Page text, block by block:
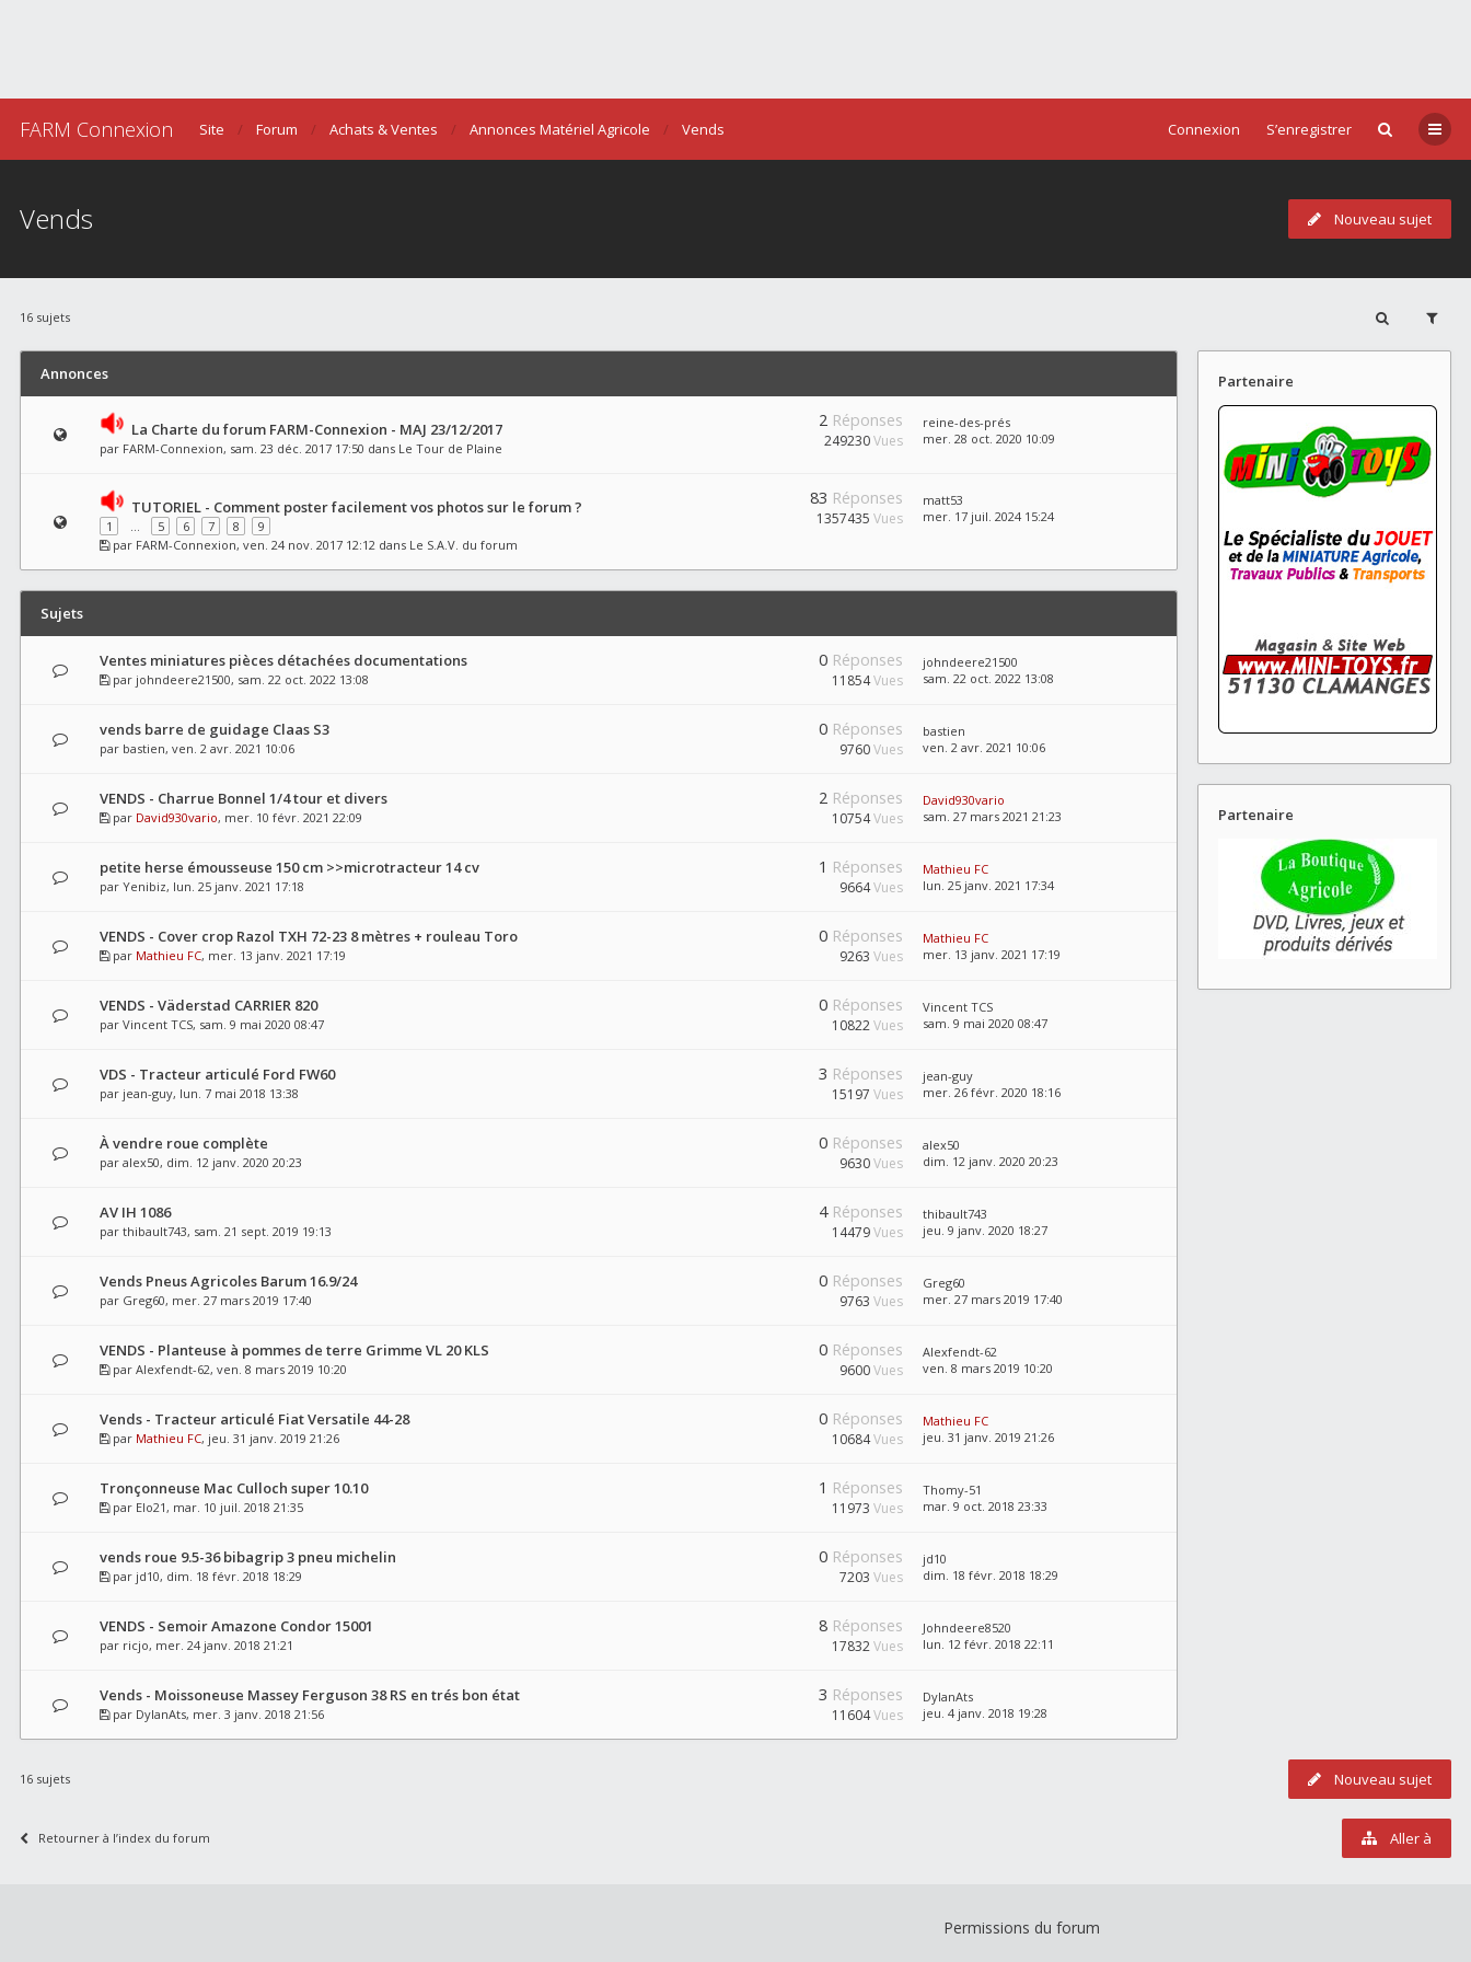
FARM Connexion Connexion S’enregistrer
Site Forum Achats & Ventes Annonces Matériel Agricole Vends
Vends Nouveau sujet
16 sujets
Annonces
La Charte du forum FARM-Connexion - MAJ 23/12/2017
par FARM-Connexion, sam. 23 déc. 2017 17:50 dans Le Tour de Plaine
2 Réponses
249230Vues
reine-des-prés
mer. 28 oct. 2020 10:09
TUTORIEL - Comment poster facilement vos photos sur le forum ?
1 … 5 6 7 8
9
par FARM-Connexion, ven. 24 nov. 2017 12:12 dans Le S.A.V. du forum
83 Réponses
1357435 Vues
matt53
mer. 17 juil. 2024 15:24
Sujets
Ventes miniatures pièces détachées documentations
par johndeere21500, sam. 22 oct. 2022 13:08
0 Réponses
11854Vues
johndeere21500
sam. 22 oct. 2022 13:08
vends barre de guidage Claas S3
par bastien, ven. 2 avr. 2021 10:06
0 Réponses
9760Vues
bastien
ven. 2 avr. 2021 10:06
VENDS - Charrue Bonnel 1/4 tour et divers
par David930vario, mer. 10 févr. 2021 22:09
2 Réponses
10754Vues
David930vario
sam. 27 mars 2021 21:23
petite herse émousseuse 150 cm >>microtracteur 14 cv
par Yenibiz, lun. 25 janv. 2021 17:18
1 Réponses
9664Vues
Mathieu FC
lun. 25 janv. 2021 17:34
VENDS - Cover crop Razol TXH 72-23 8 mètres + rouleau Toro
par Mathieu FC, mer. 13 janv. 2021 17:19
0 Réponses
9263 Vues
Mathieu FC
mer. 13 janv. 2021 17:19
VENDS - Väderstad CARRIER 820
par Vincent TCS, sam. 9 mai 2020 08:47
0 Réponses
10822Vues
Vincent TCS
sam. 9 mai 2020 08:47
VDS - Tracteur articulé Ford FW60
par jean-guy, lun. 7 mai 2018 13:38
3 Réponses
15197 Vues
jean-guy
mer. 26 févr. 2020 18:16
À vendre roue complète
par alex50, dim. 12 janv. 2020 20:23
0 Réponses
9630Vues
alex50
dim. 12 janv. 2020 20:23
AV IH 1086
par thibault743, sam. 21 sept. 2019 19:13
4 Réponses
14479Vues
thibault743
jeu. 9 janv. 2020 18:27
Vends Pneus Agricoles Barum 16.9/24
par Greg60, mer. 27 mars 2019 17:40
0 Réponses
9763 Vues
Greg60
mer. 27 mars 2019 17:40
VENDS - Planteuse à pommes de terre Grimme VL 20 KLS
par Alexfendt-62, ven. 8 mars 2019 10:20
0 Réponses
9600Vues
Alexfendt-62
ven. 8 mars 2019 10:20
Vends - Tracteur articulé Fiat Versatile 44-28
par Mathieu FC, jeu. 31 janv. 2019 21:26
0 Réponses
10684Vues
Mathieu FC
jeu. 31 janv. 2019 21:26
Tronçonneuse Mac Culloch super 10.10
par Elo21, mar. 10 juil. 2018 21:35
1 Réponses
11973 Vues
Thomy-51
mar. 9 oct. 2018 23:33
vends roue 9.5-36 bibagrip 3 pneu michelin
par jd10, dim. 18 févr. 2018 18:29
0 Réponses
7203 Vues
jd10
dim. 18 févr. 2018 18:29
VENDS - Semoir Amazone Condor 15001
par ricjo, mer. 24 janv. 2018 21:21
8 Réponses
17832Vues
Johndeere8520
lun. 12 févr. 2018 22:11
Vends - Moissoneuse Massey Ferguson 38 RS en trés bon état
par DylanAts, mer. 3 janv. 2018 21:56
3 Réponses
11604Vues
DylanAts
jeu. 4 janv. 2018 19:28
Partenaire
Partenaire
Nouveau sujet
16 sujets
Retourner à l’index du forum Aller à
Permissions du forum